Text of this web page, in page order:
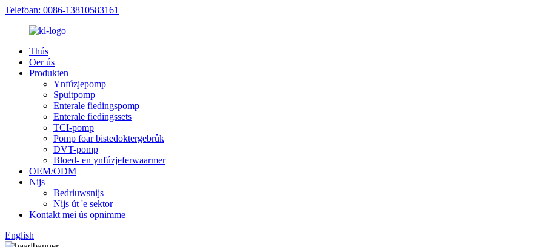
Telefoan: 0086-13810583161
Thús
Oer ús
Produkten
Ynfúzjepomp
Spuitpomp
Enterale fiedingspomp
Enterale fiedingssets
TCI-pomp
Pomp foar bistedoktergebrûk
DVT-pomp
Bloed- en ynfúzjeferwaarmer
OEM/ODM
Nijs
Bedriuwsnijs
Nijs út 'e sektor
Kontakt mei ús opnimme
English